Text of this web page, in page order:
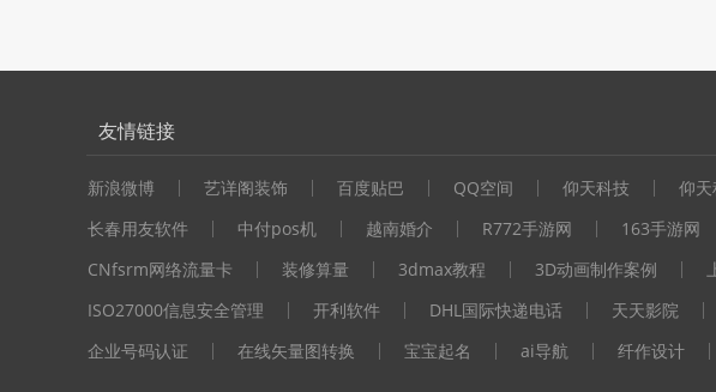
友情链接
新浪微博 艺详阁装饰 百度贴巴 QQ空间 仰天科技 仰天
长春用友软件
中付pos机 越南婚介 R772手游网 163手游网
CNfsrm网络流量卡
装修算量 3dmax教程 3D动画制作案例
ISO27000信息安全管理
开利软件 DHL国际快递电话 天天影院
企业号码认证
在线矢量图转换 宝宝起名 ai导航 纤作设计